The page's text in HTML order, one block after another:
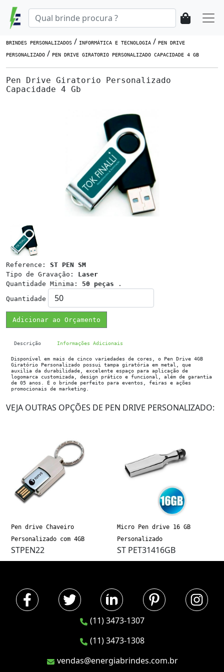
BRINDES PERSONALIZADOS / INFORMÁTICA E TECNOLOGIA / PEN DRIVE
PERSONALIZADO / PEN DRIVE GIRATORIO PERSONALIZADO CAPACIDADE 4 GB
Pen Drive Giratorio Personalizado
Capacidade 4 Gb
Reference: ST PEN SM
Tipo de Gravação: Laser
Quantidade Minima: 50 peças .
Quantidade
Adicionar ao Orçamento
Descrição Informações Adicionais
Disponível em mais de cinco variedades de cores, o Pen Drive 4GB
Giratório Personalizado possui tampa giratória em metal, que
auxilia da durabilidade, excelente espaço para aplicação de
logomarca customizada, design prático e funcional, além de garantia
de 05 anos. É o brinde perfeito para eventos, feiras e ações
promocionais de marketing.
VEJA OUTRAS OPÇÕES DE PEN DRIVE PERSONALIZADO:
Pen drive Chaveiro
Personalizado com 4GB
STPEN22
Micro Pen drive 16 GB
Personalizado
ST PET31416GB
(11) 3473-1307
(11) 3473-1308
vendas@energiabrindes.com.br